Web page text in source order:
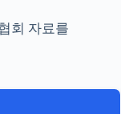
회 자료를